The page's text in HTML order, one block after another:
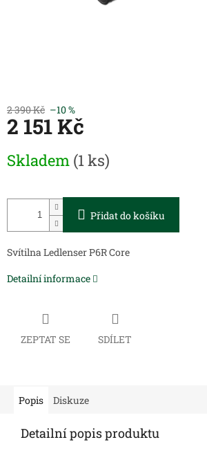
2 390 Kč –10 %
2 151 Kč
cena:
Skladem (1 ks)
Přidat do košíku
Svítilna Ledlenser P6R Core
Detailní informace
ZEPTAT SE SDÍLET
Popis Diskuze
Detailní popis produktu